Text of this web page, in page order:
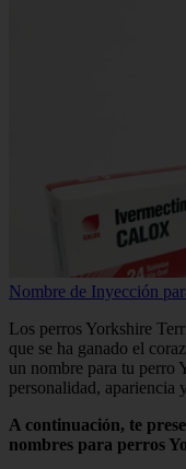
Nombre de Inyección
Los perros Yorkshire
que se ha ganado el
un nombre para tu perro
personalidad, apariencia
A continuación, te
nombres para perros